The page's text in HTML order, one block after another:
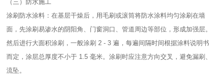
（三）防水施工​
涂刷防水涂料：在基层干燥后，用毛刷或滚筒将防水涂料均匀涂刷在墙
面，先涂刷易渗水的阴阳角、门窗洞口、管道周边等部位，形成加强层。
然后进行大面积涂刷，一般涂刷 2 - 3 遍，每遍间隔时间根据涂料说明书
而定，涂层总厚度不小于 1.5 毫米。涂刷时应注意方向交叉，避免漏刷、
流坠。​